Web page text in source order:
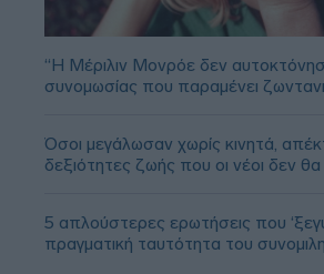
“Η Μέριλιν Μονρόε δεν
συνομωσίας που παραμένει
Όσοι μεγάλωσαν χωρίς κινητά,
δεξιότητες ζωής που οι νέοι δεν
5 απλούστερες ερωτήσεις που
πραγματική ταυτότητα του